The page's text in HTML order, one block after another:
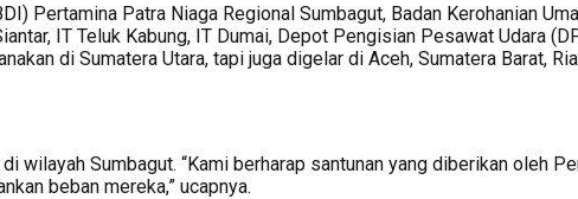
Pertamina Patra Niaga Regional Sumbagut, Badan Kerohanian
IT Teluk Kabung, IT Dumai, Depot Pengisian Pesawat Udara
di Sumatera Utara, tapi juga digelar di Aceh, Sumatera Barat,
wilayah Sumbagut. “Kami berharap santunan yang diberikan oleh
beban mereka,” ucapnya.